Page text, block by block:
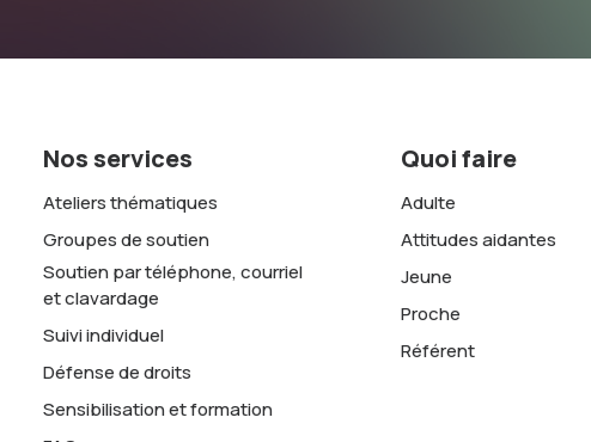
Nos services
Ateliers thématiques
Groupes de soutien
Soutien par téléphone, courriel
et clavardage
Suivi individuel
Défense de droits
Sensibilisation et formation
Quoi faire
Adulte
Attitudes aidantes
Jeune
Proche
Référent